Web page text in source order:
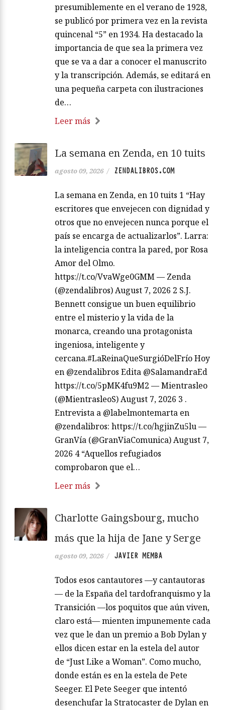
presumiblemente en el verano de 1928,
se publicó por primera vez en la revista
quincenal “5” en 1934. Ha destacado la
importancia de que sea la primera vez
que se va a dar a conocer el manuscrito
y la transcripción. Además, se editará en
una pequeña carpeta con ilustraciones
de…
Leer más
La semana en Zenda, en 10 tuits
agosto 09, 2026 / ZENDALIBROS.COM
La semana en Zenda, en 10 tuits 1 “Hay
escritores que envejecen con dignidad y
otros que no envejecen nunca porque el
país se encarga de actualizarlos”. Larra:
la inteligencia contra la pared, por Rosa
Amor del Olmo.
https://t.co/VvaWge0GMM — Zenda
(@zendalibros) August 7, 2026 2 S.J.
Bennett consigue un buen equilibrio
entre el misterio y la vida de la
monarca, creando una protagonista
ingeniosa, inteligente y
cercana.#LaReinaQueSurgióDelFrío Hoy
en @zendalibros Edita @SalamandraEd
https://t.co/5pMK4fu9M2 — Mientrasleo
(@MientrasleoS) August 7, 2026 3 .
Entrevista a @labelmontemarta en
@zendalibros: https://t.co/hgjinZu5lu —
GranVía (@GranViaComunica) August 7,
2026 4 “Aquellos refugiados
comprobaron que el…
Leer más
Charlotte Gaingsbourg, mucho
más que la hija de Jane y Serge
agosto 09, 2026 / JAVIER MEMBA
Todos esos cantautores —y cantautoras
— de la España del tardofranquismo y la
Transición —los poquitos que aún viven,
claro está— mienten impunemente cada
vez que le dan un premio a Bob Dylan y
ellos dicen estar en la estela del autor
de “Just Like a Woman”. Como mucho,
donde están es en la estela de Pete
Seeger. El Pete Seeger que intentó
desenchufar la Stratocaster de Dylan en